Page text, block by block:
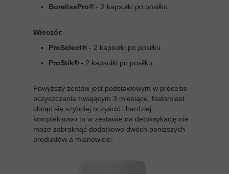
BorelissPro® - 2 kapsułki po posiłku.
Wieczór:
ProSelect® - 2 kapsułki po posiłku.
ProStik® - 2 kapsułki po posiłku.
Powyższy zestaw jest podstawowym w procesie
oczyszczania trwającym 3 miesiące. Natomiast
chcąc się szybciej oczyścić i bardziej
kompleksowo to w zestawie na detoksykację nie
może zabraknąć dodatkowo dwóch poniższych
produktów a mianowicie: